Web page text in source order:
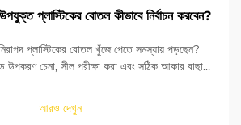
প্লাস্টিকের বোতল কীভাবে নির্বাচন করবেন?
প্লাস্টিকের বোতল খুঁজে পেতে সমস্যায় পড়ছেন?
চেনা, সীল পরীক্ষা করা এবং সঠিক আকার বাছাই
আরও দেখুন